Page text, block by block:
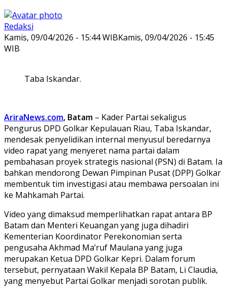
Redaksi
Kamis, 09/04/2026 - 15:44 WIBKamis, 09/04/2026 - 15:45
WIB
Taba Iskandar.
AriraNews.com, Batam – Kader Partai sekaligus
Pengurus DPD Golkar Kepulauan Riau, Taba Iskandar,
mendesak penyelidikan internal menyusul beredarnya
video rapat yang menyeret nama partai dalam
pembahasan proyek strategis nasional (PSN) di Batam. Ia
bahkan mendorong Dewan Pimpinan Pusat (DPP) Golkar
membentuk tim investigasi atau membawa persoalan ini
ke Mahkamah Partai.
Video yang dimaksud memperlihatkan rapat antara BP
Batam dan Menteri Keuangan yang juga dihadiri
Kementerian Koordinator Perekonomian serta
pengusaha Akhmad Ma’ruf Maulana yang juga
merupakan Ketua DPD Golkar Kepri. Dalam forum
tersebut, pernyataan Wakil Kepala BP Batam, Li Claudia,
yang menyebut Partai Golkar menjadi sorotan publik.